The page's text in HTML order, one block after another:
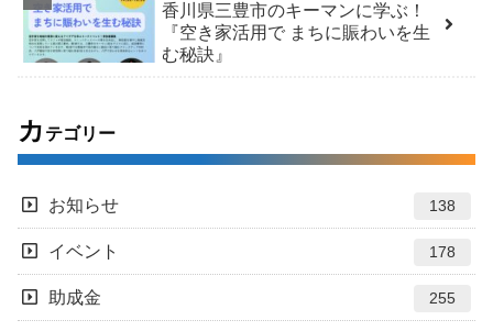
香川県三豊市のキーマンに学ぶ！
『空き家活用で まちに賑わいを生
む秘訣』
カ テゴリー
お知らせ 138
イベント 178
助成金 255